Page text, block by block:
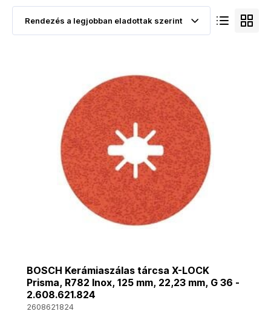
BOSCH Kerámiaszálas tárcsa X-LOCK
Prisma, R782 Inox, 125 mm, 22,23 mm, G 36 -
2.608.621.824
2608621824